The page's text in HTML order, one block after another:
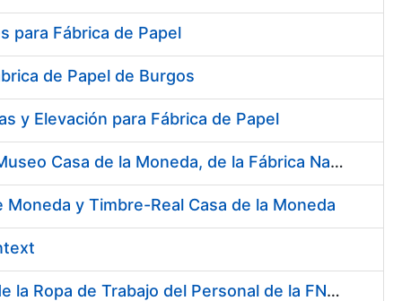
para Fábrica de Papel
de Papel de Burgos
y Elevación para Fábrica de Papel
Contratación del Servicio de Atención al Público en la Tienda del Museo Casa de la Moneda, de la Fábrica Nacional de Moneda y Timbre-Real Casa de la Moneda
y Timbre-Real Casa de la Moneda
Servicio de Lavado, Limpieza, Descontaminación y Desinfección de la Ropa de Trabajo del Personal de la FNMT-RCM